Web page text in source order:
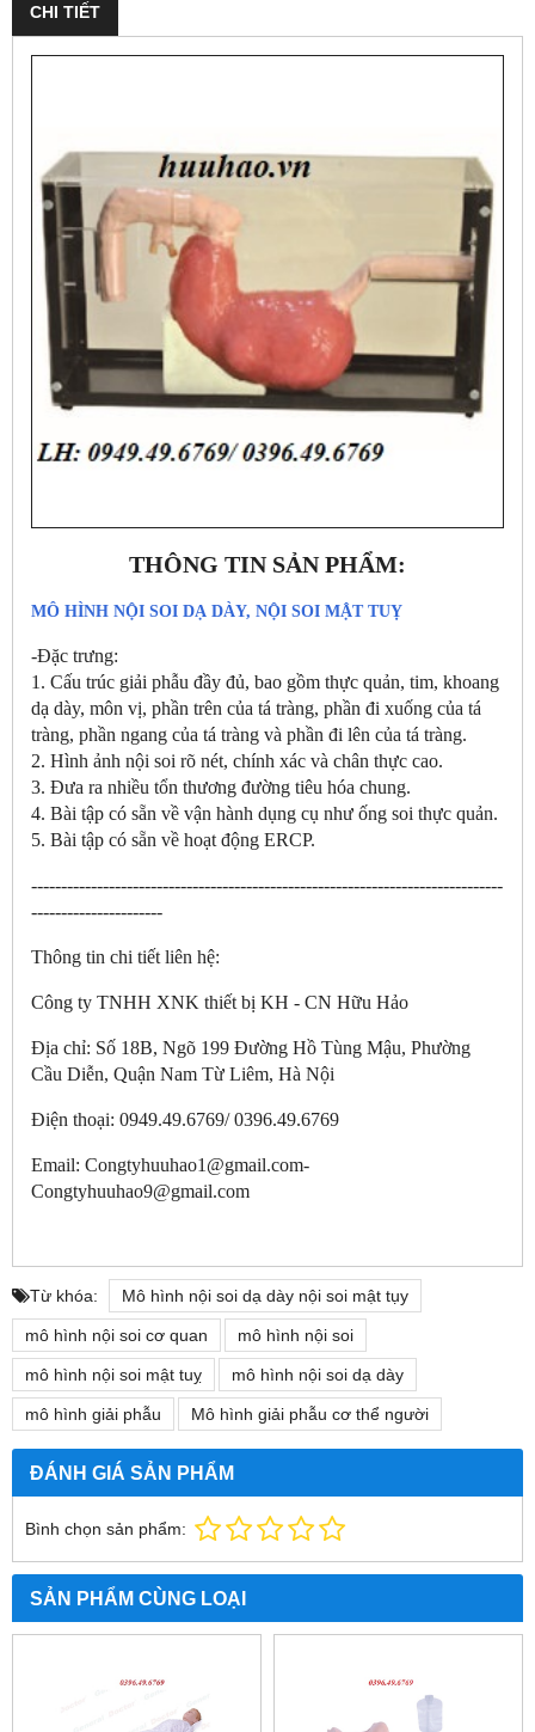
CHI TIẾT
THÔNG TIN SẢN PHẨM:
MÔ HÌNH NỘI SOI DẠ DÀY, NỘI SOI MẬT TUỴ
-Đặc trưng:
1. Cấu trúc giải phẫu đầy đủ, bao gồm thực quản, tim, khoang
dạ dày, môn vị, phần trên của tá tràng, phần đi xuống của tá
tràng, phần ngang của tá tràng và phần đi lên của tá tràng.
2. Hình ảnh nội soi rõ nét, chính xác và chân thực cao.
3. Đưa ra nhiều tổn thương đường tiêu hóa chung.
4. Bài tập có sẵn về vận hành dụng cụ như ống soi thực quản.
5. Bài tập có sẵn về hoạt động ERCP.
-------------------------------------------------------------------------------
----------------------
Thông tin chi tiết liên hệ:
Công ty TNHH XNK thiết bị KH - CN Hữu Hảo
Địa chỉ: Số 18B, Ngõ 199 Đường Hồ Tùng Mậu, Phường
Cầu Diễn, Quận Nam Từ Liêm, Hà Nội
Điện thoại: 0949.49.6769/ 0396.49.6769
Email: Congtyhuuhao1@gmail.com-
Congtyhuuhao9@gmail.com
Từ khóa: Mô hình nội soi dạ dày nội soi mật tụy
mô hình nội soi cơ quan mô hình nội soi
mô hình nội soi mật tuỵ mô hình nội soi dạ dày
mô hình giải phẫu Mô hình giải phẫu cơ thể người
ĐÁNH GIÁ SẢN PHẨM
Bình chọn sản phẩm:
SẢN PHẨM CÙNG LOẠI